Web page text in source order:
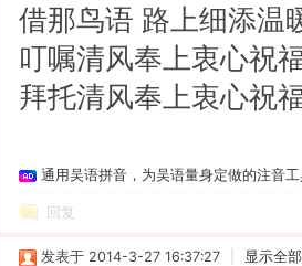
借那鸟语 路上细添温
叮嘱清风奉上衷心祝
拜托清风奉上衷心祝
通用吴语拼音，为吴语量身定做的注音
回复
发表于 2014-3-27 16:37:27 显示全